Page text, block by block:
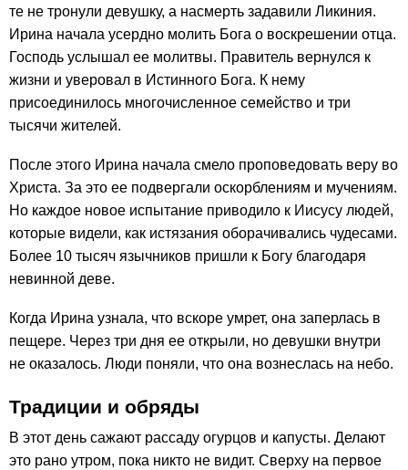
те не тронули девушку, а насмерть задавили Ликиния.
Ирина начала усердно молить Бога о воскрешении отца.
Господь услышал ее молитвы. Правитель вернулся к
жизни и уверовал в Истинного Бога. К нему
присоединилось многочисленное семейство и три
тысячи жителей.
После этого Ирина начала смело проповедовать веру во
Христа. За это ее подвергали оскорблениям и мучениям.
Но каждое новое испытание приводило к Иисусу людей,
которые видели, как истязания оборачивались чудесами.
Более 10 тысяч язычников пришли к Богу благодаря
невинной деве.
Когда Ирина узнала, что вскоре умрет, она заперлась в
пещере. Через три дня ее открыли, но девушки внутри
не оказалось. Люди поняли, что она вознеслась на небо.
Традиции и обряды
В этот день сажают рассаду огурцов и капусты. Делают
это рано утром, пока никто не видит. Сверху на первое